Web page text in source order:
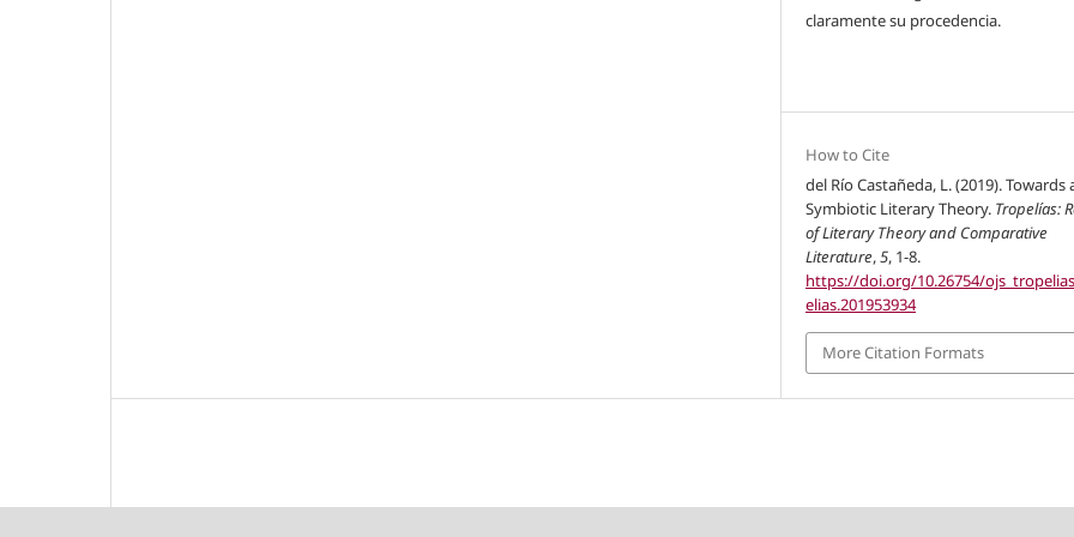
claramente su procedencia.
How to Cite
del Río Castañeda, L. (2019). Towards
Symbiotic Literary Theory. Tropelías:
of Literary Theory and Comparative
Literature,5, 1-8.
https://doi.org/10.26754/
elias.201953934
More Citation Formats